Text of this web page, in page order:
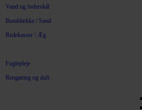
Vand og foderskål
Bunddække / Sand
Redekasser / Æg
Fuglepleje
Rengøring og duft